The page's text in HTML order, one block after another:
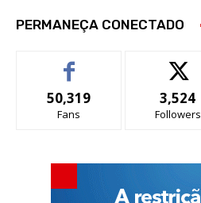
PERMANEÇA CONECTADO
50,319
Fans
3,524
Followers